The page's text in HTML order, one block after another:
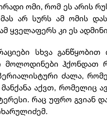
ომი, რომ ეს არის
არ სურს ამ ომის
ყველაფერს კი ეს
სხვა
ჰქონდათ
ძალა,
აქვთ, რომელიც
რაც უფრო გვიან